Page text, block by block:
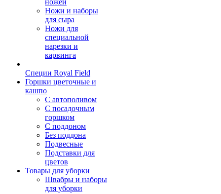
ножей
Ножи и наборы
для сыра
Ножи для
специальной
нарезки и
карвинга
Специи Royal Field
Горшки цветочные и
кашпо
С автополивом
С посадочным
горшком
С поддоном
Без поддона
Подвесные
Подставки для
цветов
Товары для уборки
Швабры и наборы
для уборки